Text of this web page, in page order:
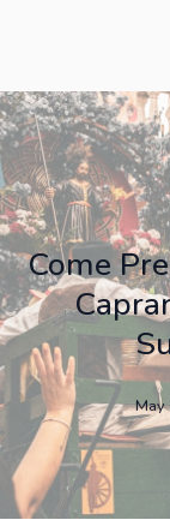
Come
May